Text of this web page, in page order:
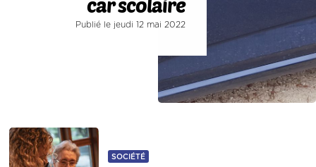
car scolaire
Publié le jeudi 12 mai 2022
SOCIÉTÉ